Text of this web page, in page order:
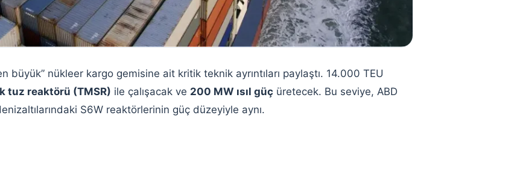
büyük” nükleer kargo gemisine ait kritik teknik ayrıntıları paylaştı. 14.000 TEU
tuz reaktörü (TMSR) ile çalışacak ve 200 MW ısıl güç üretecek. Bu seviye, ABD
denizaltılarındaki S6W reaktörlerinin güç düzeyiyle aynı.